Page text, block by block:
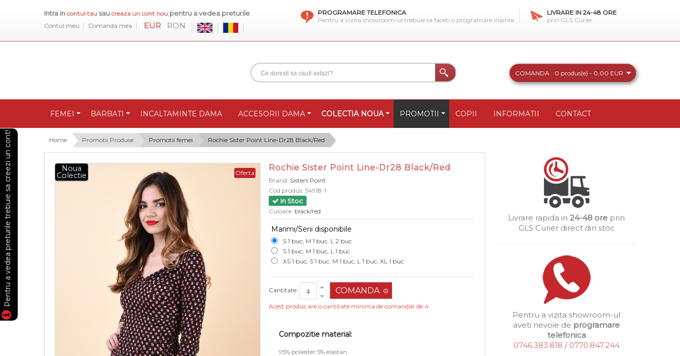
Intra in contul tau sau creaza un cont nou pentru a vedea preturile
Contul meu Comanda mea EUR RON
PROGRAMARE TELEFONICA
Pentru a vizita showroom-ul trebuie sa faceti o programare inainte
LIVRARE IN 24-48 ORE
prin GLS Curier
COMANDA 0 produs(e) - 0,00 EUR
FEMEI BARBATI INCALTAMINTE DAMA ACCESORII DAMA COLECTIA NOUA PROMOTII COPII INFORMATII CONTACT
Home Promotii Produse Promotii femei Rochie Sister Point Line-Dr28 Black/Red
Oferta
Noua
Colectie
Rochie Sister Point Line-Dr28 Black/Red
Brand: Sisters Point
Cod produs: 54918-1
In Stoc
Culoare: black/red
Marimi/Serii disponibile
S 1 buc, M 1 buc, L 2 buc
S 1 buc, M 1 buc, L 1 buc
XS 1 buc, S 1 buc, M 1 buc, L 1 buc, XL 1 buc
Cantitate:
Acest produs are o cantitate minima de comandat de 4
Compozitie material:
95% poliester 5% elastan
Livrare rapida in 24-48 ore prin
GLS Curier direct din stoc
Pentru a vizita showroom-ul
aveti nevoie de programare
telefonica
0746.383.818 / 0770.847.244
Pentru a vedea preturile trebuie sa creezi un cont!